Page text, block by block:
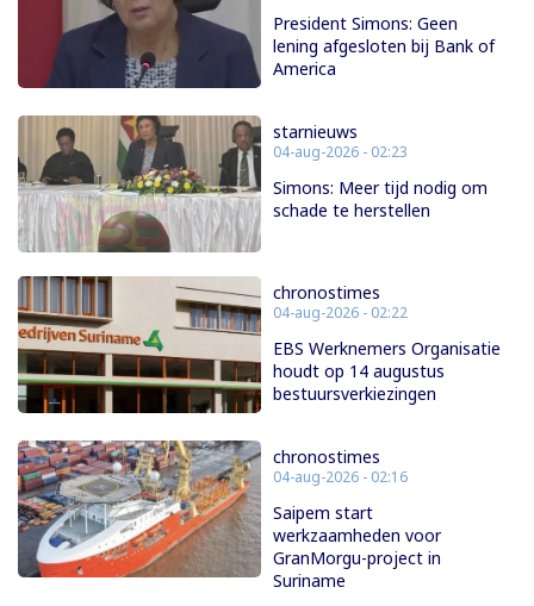
President Simons: Geen
lening afgesloten bij Bank of
America
starnieuws
04-aug-2026 - 02:23
Simons: Meer tijd nodig om
schade te herstellen
chronostimes
04-aug-2026 - 02:22
EBS Werknemers Organisatie
houdt op 14 augustus
bestuursverkiezingen
chronostimes
04-aug-2026 - 02:16
Saipem start
werkzaamheden voor
GranMorgu-project in
Suriname